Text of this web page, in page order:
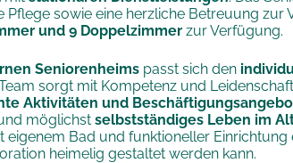
sowie eine herzliche Betreuung zur
und 9 Doppelzimmer zur Verfügung.
Seniorenheims passt sich den
sorgt mit Kompetenz und
Aktivitäten und
möglichst selbstständiges Leben im
eigenem Bad und funktioneller
heimelig gestaltet werden kann.